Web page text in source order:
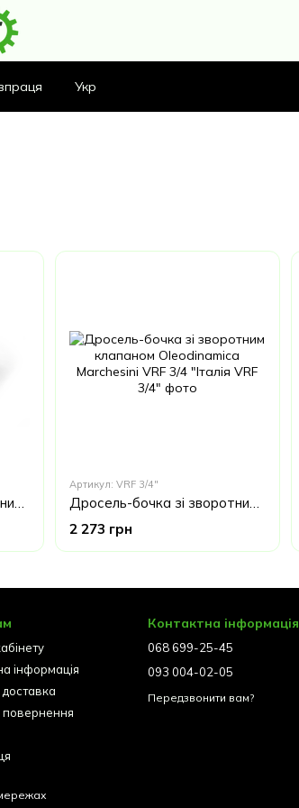
Укр
Артикул: VRF 3/4"
2 273 грн
інформація
повернення
Контактна інформація
068 699-25-45
093 004-02-05
Передзвонити вам?